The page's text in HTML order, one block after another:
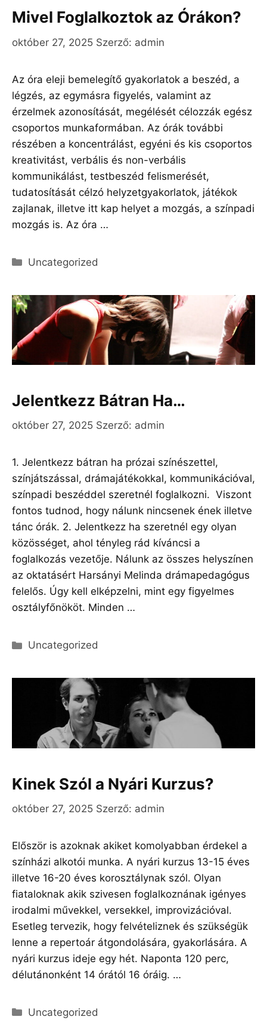
Mivel Foglalkoztok az Órákon?
október 27, 2025 Szerző: admin
Az óra eleji bemelegítő gyakorlatok a beszéd, a
légzés, az egymásra figyelés, valamint az
érzelmek azonosítását, megélését célozzák egész
csoportos munkaformában. Az órák további
részében a koncentrálást, egyéni és kis csoportos
kreativitást, verbális és non-verbális
kommunikálást, testbeszéd felismerését,
tudatosítását célzó helyzetgyakorlatok, játékok
zajlanak, illetve itt kap helyet a mozgás, a színpadi
mozgás is. Az óra …
Kategória
Uncategorized
Jelentkezz Bátran Ha…
október 27, 2025 Szerző: admin
1. Jelentkezz bátran ha prózai színészettel,
színjátszással, drámajátékokkal, kommunikációval,
színpadi beszéddel szeretnél foglalkozni. Viszont
fontos tudnod, hogy nálunk nincsenek ének illetve
tánc órák. 2. Jelentkezz ha szeretnél egy olyan
közösséget, ahol tényleg rád kíváncsi a
foglalkozás vezetője. Nálunk az összes helyszínen
az oktatásért Harsányi Melinda drámapedagógus
felelős. Úgy kell elképzelni, mint egy figyelmes
osztályfőnököt. Minden …
Kategória
Uncategorized
Kinek Szól a Nyári Kurzus?
október 27, 2025 Szerző: admin
Először is azoknak akiket komolyabban érdekel a
színházi alkotói munka. A nyári kurzus 13-15 éves
illetve 16-20 éves korosztálynak szól. Olyan
fiataloknak akik szivesen foglalkoznának igényes
irodalmi művekkel, versekkel, improvizációval.
Esetleg tervezik, hogy felvételiznek és szükségük
lenne a repertoár átgondolására, gyakorlására. A
nyári kurzus ideje egy hét. Naponta 120 perc,
délutánonként 14 órától 16 óráig. …
Kategória
Uncategorized